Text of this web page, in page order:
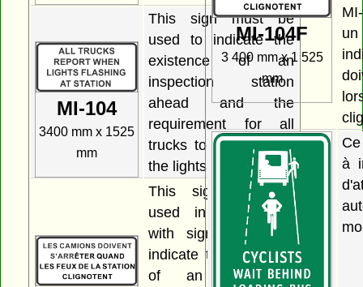
MI-104
3400 mm x 1525
mm
This sign must be
used to indicate the
existence of an
inspection station
ahead and the
requirement for all
trucks to report when
the lights are flashing.
This sign may be
used in conjunction
with sign MI-104 to
indicate the existence
of an inspection
MI-104F
3 400 mm x 1 525
mm
un
à